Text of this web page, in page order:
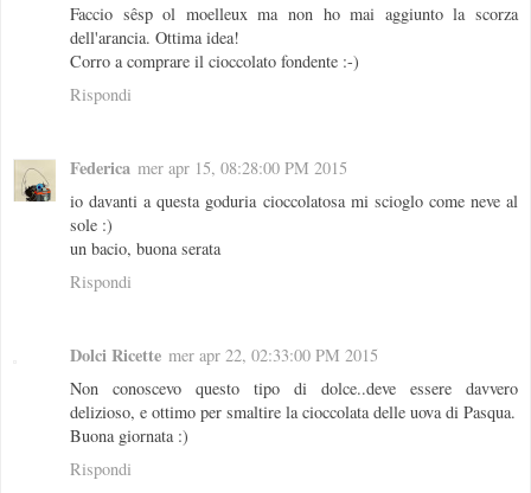
Faccio sêsp ol moelleux ma non ho mai aggiunto la scorza
dell'arancia. Ottima idea!
Corro a comprare il cioccolato fondente :-)
Rispondi
Federica mer apr 15, 08:28:00 PM 2015
io davanti a questa goduria cioccolatosa mi scioglo come neve al
sole :)
un bacio, buona serata
Rispondi
Dolci Ricette mer apr 22, 02:33:00 PM 2015
Non conoscevo questo tipo di dolce..deve essere davvero
delizioso, e ottimo per smaltire la cioccolata delle uova di Pasqua.
Buona giornata :)
Rispondi